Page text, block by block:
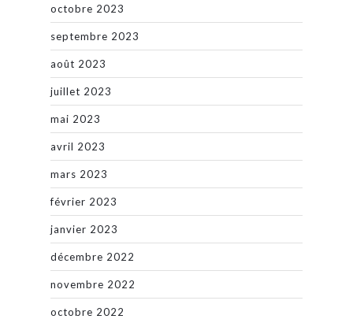
octobre 2023
septembre 2023
août 2023
juillet 2023
mai 2023
avril 2023
mars 2023
février 2023
janvier 2023
décembre 2022
novembre 2022
octobre 2022